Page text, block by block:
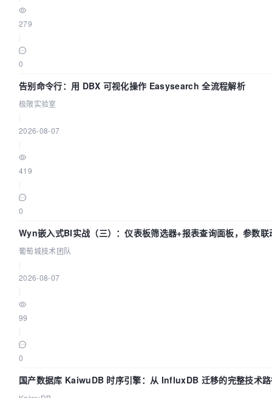
279
0
告别命令行：用 DBX 可视化操作 Easysearch 全流程解析
极限实验室
2026-08-07
419
0
Wyn嵌入式BI实战（三）：仪表板筛选器+报表查询面板，参数联
葡萄城技术团队
2026-08-07
99
0
国产数据库 KaiwuDB 时序引擎：从 InfluxDB 迁移的完整技术